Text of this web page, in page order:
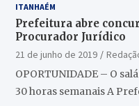
ITANHAÉM
Prefeitura abre
Procurador Jurídico
21 de junho de 2019
OPORTUNIDADE – O
30 horas semanais A